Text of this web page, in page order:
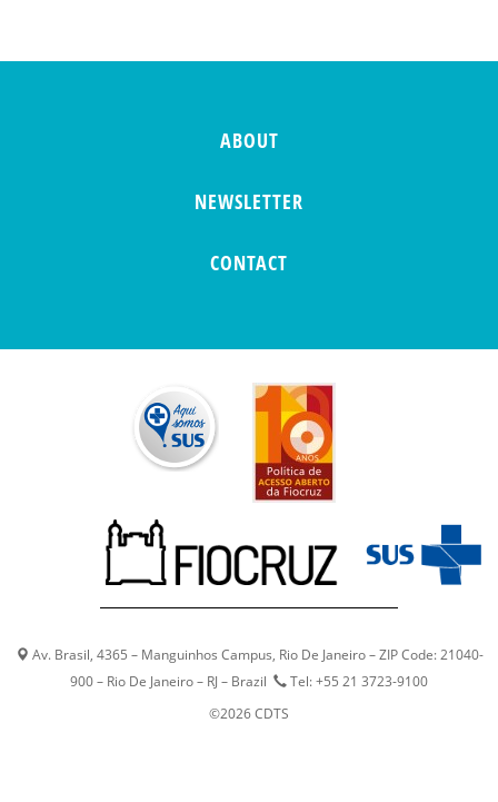
ABOUT
NEWSLETTER
CONTACT
Av. Brasil, 4365 – Manguinhos Campus, Rio De Janeiro – ZIP Code: 21040-
900 – Rio De Janeiro – RJ – Brazil
Tel: +55 21 3723-9100
©2026 CDTS